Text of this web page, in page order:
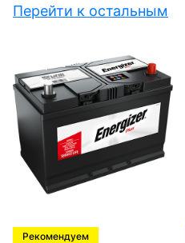
Перейти к остальным
Рекомендуем